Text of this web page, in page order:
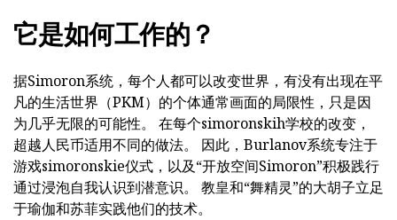
它是如何工作的？
据Simoron系统，每个人都可以改变世界，有没有出现在平
凡的生活世界（PKM）的个体通常画面的局限性，只是因
为几乎无限的可能性。 在每个simoronskih学校的改变，
超越人民币适用不同的做法。 因此，Burlanov系统专注于
游戏simoronskie仪式，以及“开放空间Simoron”积极践行
通过浸泡自我认识到潜意识。 教皇和“舞精灵”的大胡子立足
于瑜伽和苏菲实践他们的技术。